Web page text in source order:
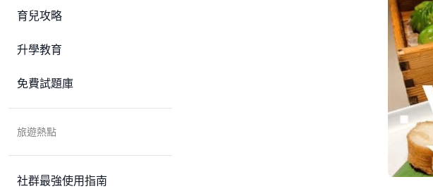
育兒攻略
升學教育
免費試題庫
旅遊熱點
社群最強使用指南